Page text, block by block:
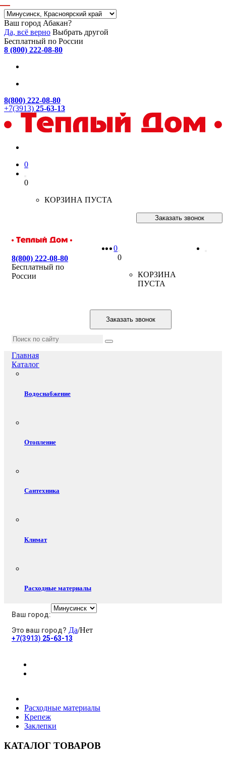
Ваш город Абакан?
Да, всё верно Выбрать другой
Бесплатный по России
8 (800) 222-08-80
8(800) 222-08-80
+7(3913) 25-63-13
0
0
КОРЗИНА ПУСТА
Заказать звонок
8(800) 222-08-80
Бесплатный по
России
0
0
КОРЗИНА
ПУСТА
Заказать звонок
Главная
Каталог
Водоснабжение
Отопление
Сантехника
Климат
Расходные материалы
Электротовары
Ваш город:
Это ваш город? Да/Нет
+7(3913) 25-63-13
Расходные материалы
Крепеж
Заклепки
КАТАЛОГ ТОВАРОВ